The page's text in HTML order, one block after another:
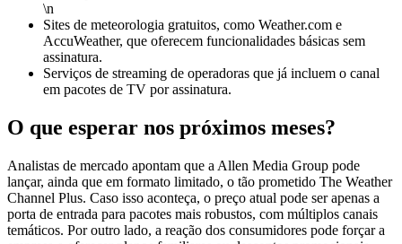
\n
Sites de meteorologia gratuitos, como Weather.com e
AccuWeather, que oferecem funcionalidades básicas sem
assinatura.
Serviços de streaming de operadoras que já incluem o canal
em pacotes de TV por assinatura.
O que esperar nos próximos meses?
Analistas de mercado apontam que a Allen Media Group pode
lançar, ainda que em formato limitado, o tão prometido The Weather
Channel Plus. Caso isso aconteça, o preço atual pode ser apenas a
porta de entrada para pacotes mais robustos, com múltiplos canais
temáticos. Por outro lado, a reação dos consumidores pode forçar a